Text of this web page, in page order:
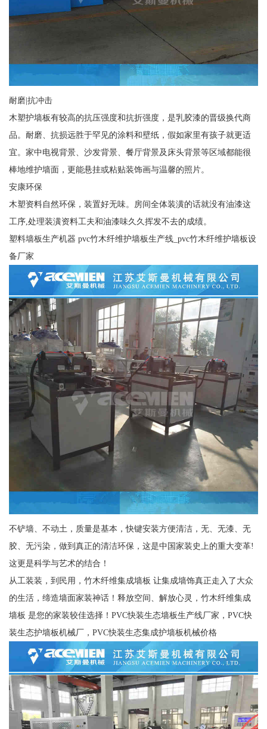
耐磨|抗冲击
木塑护墙板有较高的抗压强度和抗折强度，是乳胶漆的晋级换代商
品。耐磨、抗损远胜于罕见的涂料和壁纸，假如家里有孩子就更适
宜。家中电视背景、沙发背景、餐厅背景及床头背景等区域都能很
棒地维护墙面，更能悬挂或粘贴装饰画与温馨的照片。
安康环保
木塑资料自然环保，装置好无味。房间全体装潢的话就没有油漆这
工序,处理装潢资料工夫和油漆味久久挥发不去的成绩。
塑料墙板生产机器 pvc竹木纤维护墙板生产线_pvc竹木纤维护墙板设
备厂家
不铲墙、不动土，质量是基本，快键安装方便清洁，无、无漆、无
胶、无污染，做到真正的清洁环保，这是中国家装史上的重大变革!
这更是科学与艺术的结合！
从工装装，到民用，竹木纤维集成墙板 让集成墙饰真正走入了大众
的生活，缔造墙面家装神话！释放空间、解放心灵，竹木纤维集成
墙板 是您的家装较佳选择！PVC快装生态墙板生产线厂家，PVC快
装生态护墙板机械厂，PVC快装生态集成护墙板机械价格